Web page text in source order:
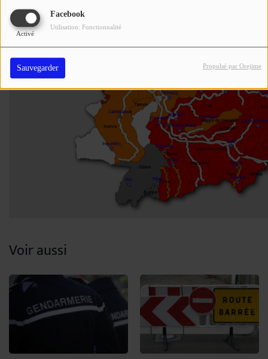
Facebook
Activé
Utilisation: Fonctionnalité
Sauvegarder Propulsé par Orejime
Voir aussi